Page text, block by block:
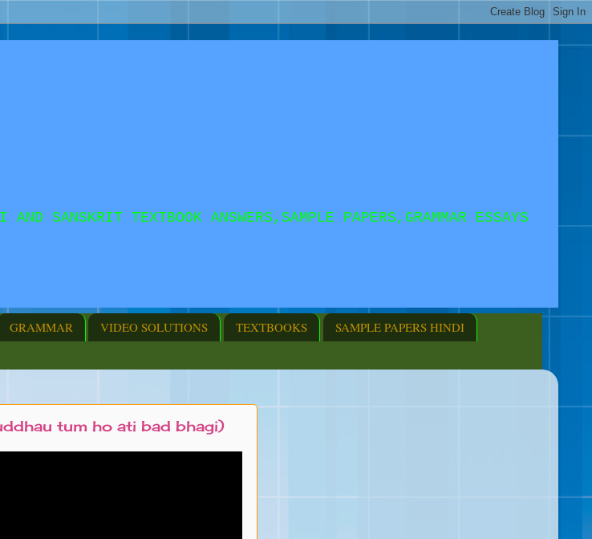
SANSKRIT TEXTBOOK ANSWERS,SAMPLE PAPERS,GRAMMAR ESSAYS
GRAMMAR VIDEO SOLUTIONS TEXTBOOKS
SAMPLE PAPERS HINDI
(uddhau tum ho ati bad bhagi)